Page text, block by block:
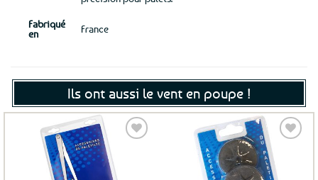
Fabriqué
en
France
Ils ont aussi le vent en poupe !
Ajouter